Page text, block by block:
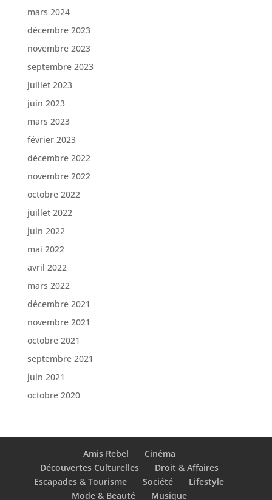
mars 2024
décembre 2023
novembre 2023
septembre 2023
juillet 2023
juin 2023
mars 2023
février 2023
décembre 2022
novembre 2022
octobre 2022
juillet 2022
juin 2022
mai 2022
avril 2022
mars 2022
décembre 2021
novembre 2021
octobre 2021
septembre 2021
juin 2021
octobre 2020
Amis Rebel
Cinéma
Découvertes Culturelles
Droit & Affaires
Escapades & Tourisme
Société
Lifestyle
Mode & Beauté
Musique